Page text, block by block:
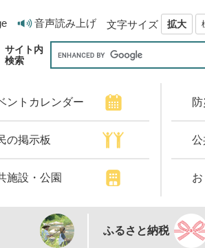
音声読み上げ 文字サイズ 拡大
サイト内
検索
ントカレンダー
の掲示板 公
施設・公園
ふるさと納税